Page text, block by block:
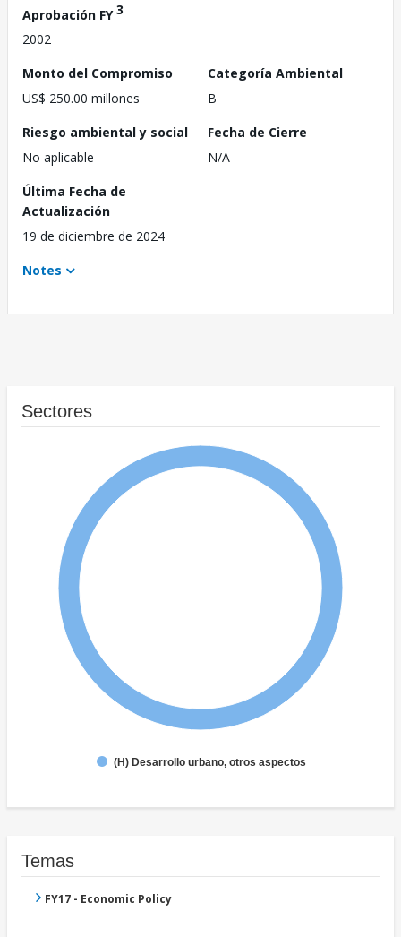
Aprobación FY3
2002
Monto del Compromiso
US$ 250.00 millones
Categoría Ambiental
B
Riesgo ambiental y social
No aplicable
Fecha de Cierre
N/A
Última Fecha de
Actualización
19 de diciembre de 2024
Notes
Sectores
(H) Desarrollo urbano, otros aspectos
Temas
FY17 - Economic Policy